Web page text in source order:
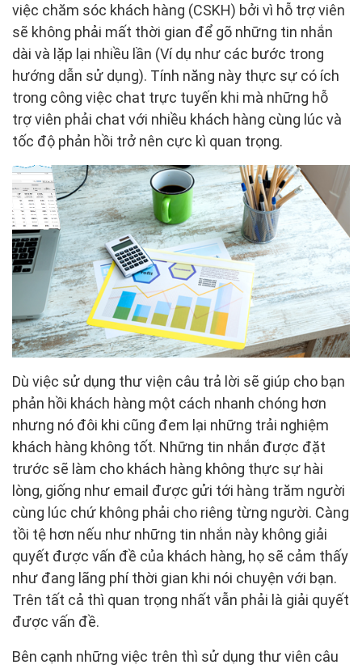
việc chăm sóc khách hàng (CSKH) bởi vì hỗ trợ viên
sẽ không phải mất thời gian để gõ những tin nhắn
dài và lặp lại nhiều lần (Ví dụ như các bước trong
hướng dẫn sử dụng). Tính năng này thực sự có ích
trong công việc chat trực tuyến khi mà những hỗ
trợ viên phải chat với nhiều khách hàng cùng lúc và
tốc độ phản hồi trở nên cực kì quan trọng.
Dù việc sử dụng thư viện câu trả lời sẽ giúp cho bạn
phản hồi khách hàng một cách nhanh chóng hơn
nhưng nó đôi khi cũng đem lại những trải nghiệm
khách hàng không tốt. Những tin nhắn được đặt
trước sẽ làm cho khách hàng không thực sự hài
lòng, giống như email được gửi tới hàng trăm người
cùng lúc chứ không phải cho riêng từng người. Càng
tồi tệ hơn nếu như những tin nhắn này không giải
quyết được vấn đề của khách hàng, họ sẽ cảm thấy
như đang lãng phí thời gian khi nói chuyện với bạn.
Trên tất cả thì quan trọng nhất vẫn phải là giải quyết
được vấn đề.
Bên cạnh những việc trên thì sử dụng thư viên câu